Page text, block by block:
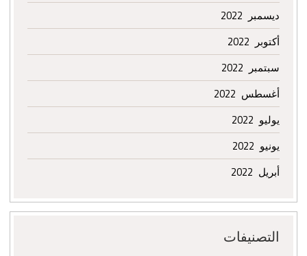
ديسمبر 2022
أكتوبر 2022
سبتمبر 2022
أغسطس 2022
يوليو 2022
يونيو 2022
أبريل 2022
التصنيفات